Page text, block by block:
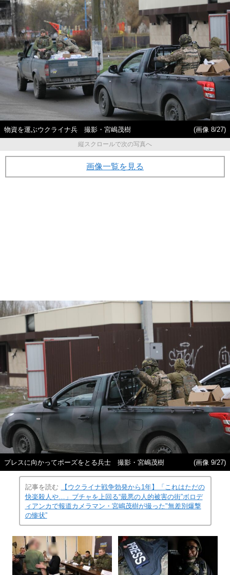
物資を運ぶウクライナ兵 撮影・宮嶋茂樹
(画像 8/27)
縦スクロールで次の写真へ
画像一覧を見る
プレスに向かってポーズをとる兵士 撮影・宮嶋茂樹 (画像 9/27)
記事を読む
【ウクライナ戦争勃発から1年】「これはただの
快楽殺人や…」ブチャを上回る“最悪の人的被害の街”ボロデ
ィアンカで報道カメラマン・宮嶋茂樹が撮った"無差別爆撃
の惨状”